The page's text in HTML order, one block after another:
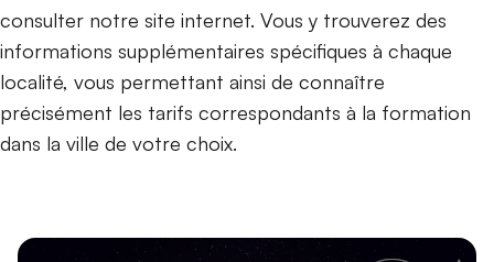
consulter notre site internet. Vous y trouverez des
informations supplémentaires spécifiques à chaque
localité, vous permettant ainsi de connaître
précisément les tarifs correspondants à la formation
dans la ville de votre choix.